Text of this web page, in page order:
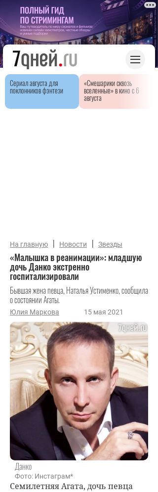
Сериал августа для
поклонников фэнтези
«Смешарики сквозь
вселенные» в кино с 6
августа
На главную | Новости | Звезды
«Малышка в реанимации»: младшую
дочь Данко экстренно
госпитализировали
Бывшая жена певца, Наталья Устименко, сообщила
о состоянии Агаты.
Юлия Маркова 15 мая 2021
Данко
Фото: Инстаграм*
Семилетняя Агата, дочь певца